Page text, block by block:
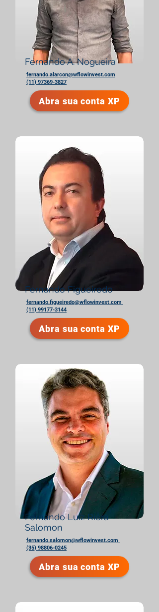
Fernando A. Nogueira
fernando.alarcon@wflowinvest.com
(11) 97369-3827
Abra sua conta XP
Fernando Figueiredo
fernando.figueiredo@wflowinvest.com
(11) 99177-3144
Abra sua conta XP
Fernando Luiz Riêra
Salomon
fernando.salomon@wflowinvest.com
(35) 98806-0245
Abra sua conta XP